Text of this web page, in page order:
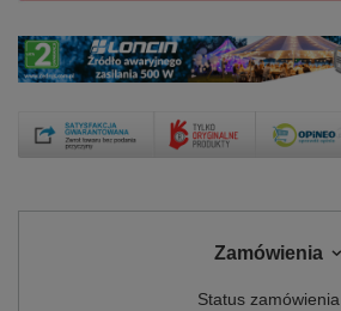
Zamówienia
Status zamówienia